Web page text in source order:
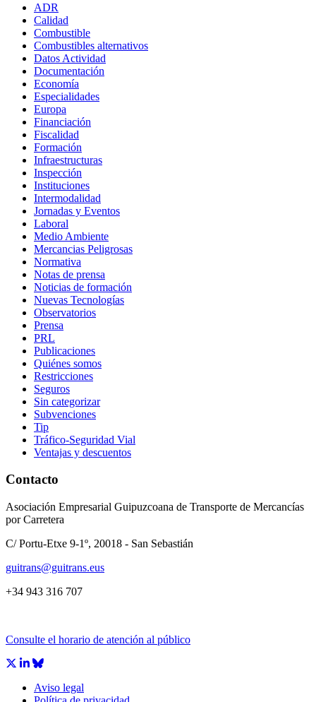
ADR
Calidad
Combustible
Combustibles alternativos
Datos Actividad
Documentación
Economía
Especialidades
Europa
Financiación
Fiscalidad
Formación
Infraestructuras
Inspección
Instituciones
Intermodalidad
Jornadas y Eventos
Laboral
Medio Ambiente
Mercancias Peligrosas
Normativa
Notas de prensa
Noticias de formación
Nuevas Tecnologías
Observatorios
Prensa
PRL
Publicaciones
Quiénes somos
Restricciones
Seguros
Sin categorizar
Subvenciones
Tip
Tráfico-Seguridad Vial
Ventajas y descuentos
Contacto
Asociación Empresarial Guipuzcoana de Transporte de Mercancías
por Carretera
C/ Portu-Etxe 9-1º, 20018 - San Sebastián
guitrans@guitrans.eus
+34 943 316 707
Consulte el horario de atención al público
Aviso legal